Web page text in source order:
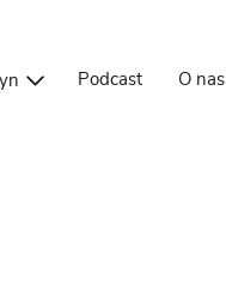
Podcast O nas